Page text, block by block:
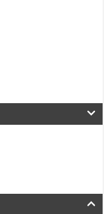

